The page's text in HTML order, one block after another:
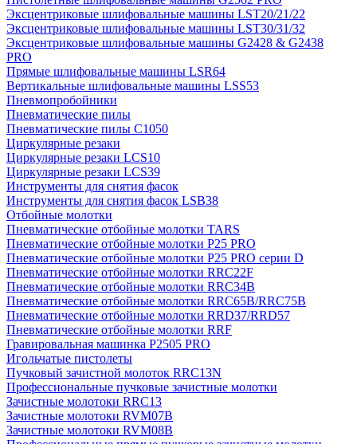
Эксцентриковые шлифовальные машины LST20/21/22
Эксцентриковые шлифовальные машины LST30/31/32
Эксцентриковые шлифовальные машины G2428 & G2438
PRO
Прямые шлифовальные машины LSR64
Вертикальные шлифовальные машины LSS53
Пневмопробойники
Пневматические пилы
Пневматические пилы C1050
Циркулярные резаки
Циркулярные резаки LCS10
Циркулярные резаки LCS39
Инструменты для снятия фасок
Инструменты для снятия фасок LSB38
Отбойные молотки
Пневматические отбойные молотки TARS
Пневматические отбойные молотки P25 PRO
Пневматические отбойные молотки P25 PRO серии D
Пневматические отбойные молотки RRC22F
Пневматические отбойные молотки RRC34B
Пневматические отбойные молотки RRC65B/RRC75B
Пневматические отбойные молотки RRD37/RRD57
Пневматические отбойные молотки RRF
Гравировальная машинка P2505 PRO
Игольчатые пистолеты
Пучковый зачистной молоток RRC13N
Профессиональные пучковые зачистные молотки
Зачистные молотоки RRC13
Зачистные молотоки RVM07B
Зачистные молотоки RVM08B